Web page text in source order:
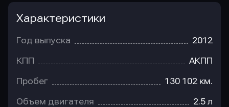
Характеристики
Год выпуска 2012
КПП АКПП
Пробег 130 102 км.
Объем двигателя 2.5 л